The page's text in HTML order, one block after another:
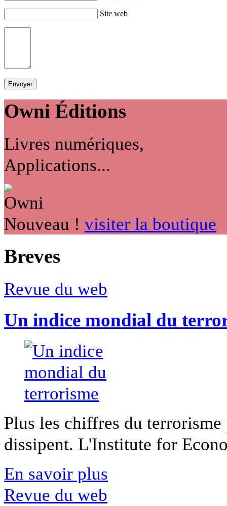
Site web
Owni Éditions
Livres numériques,
Applications...
Nouveau ! visiter la boutique
Breves
Revue du web
Un indice mondial du
Plus les chiffres du
dissipent. L'Institute for
En savoir plus
Revue du web